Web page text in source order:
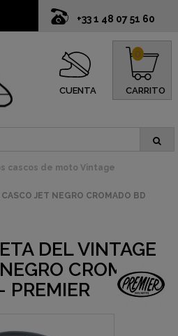
+33 1 48 07 51 60
CUENTA CARRITO
0
cascos de moto Vintage
JET NEGRO CROMADO BD
DEL VINTAGE
CROMADO
PREMIER